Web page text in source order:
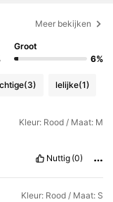
Meer bekijken
Groot
6%
(3) lelijke(1)
Kleur: Rood / Maat: M
Nuttig (0)
Kleur: Rood / Maat: S